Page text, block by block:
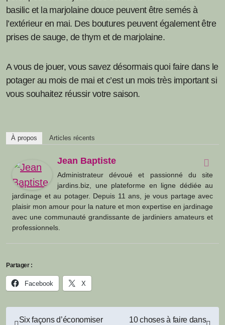
basilic et la marjolaine douce peuvent être semés à
l’extérieur en mai. Des boutures peuvent également être
prises de sauge, de thym et de marjolaine.
A vous de jouer, vous savez désormais quoi faire dans le
potager au mois de mai et c’est un mois très important si
vous souhaitez réussir votre saison.
À propos Articles récents
Jean Baptiste
Administrateur dévoué et passionné du site
jardins.biz, une plateforme en ligne dédiée au
jardinage et au potager. Depuis 11 ans, je vous partage avec
plaisir mon amour pour la nature et mon expertise en jardinage
avec une communauté grandissante de jardiniers amateurs et
professionnels.
Partager :
Facebook X
Navigation
Six façons d’économiser
10 choses à faire dans